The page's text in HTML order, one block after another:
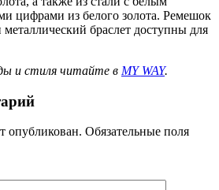
цифрами из белого золота. Ремешок
браслет доступны для
и стиля читайте в MY WAY.
опубликован. Обязательные поля